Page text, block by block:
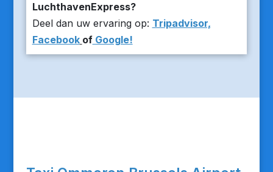
LuchthavenExpress?
Deel dan uw ervaring op: Tripadvisor,
Facebook ofGoogle!